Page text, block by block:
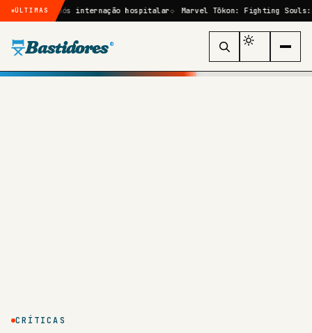
ÚLTIMAS
após internação hospitalar Marvel Tōkon: Fighting Souls: quem
Bastidores ®
CRÍTICAS